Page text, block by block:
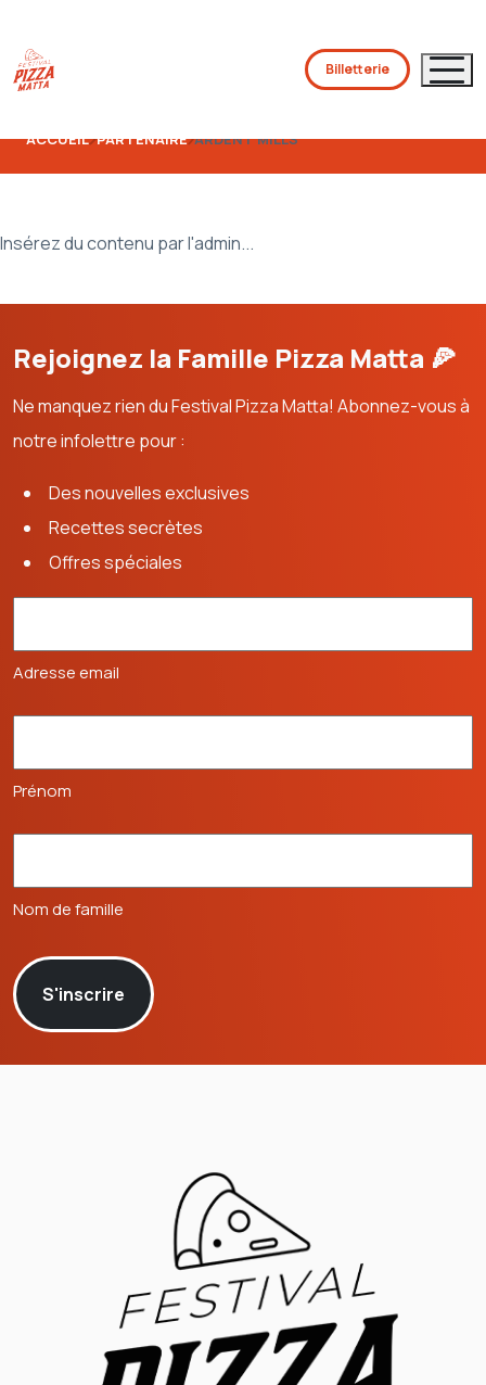
Billetterie
ACCUEIL PARTENAIRE ARDENT MILLS
Insérez du contenu par l'admin...
Rejoignez la Famille Pizza Matta 🍕
Ne manquez rien du Festival Pizza Matta! Abonnez-vous à
notre infolettre pour :
Des nouvelles exclusives
Recettes secrètes
Offres spéciales
Adresse email
Prénom
Nom de famille